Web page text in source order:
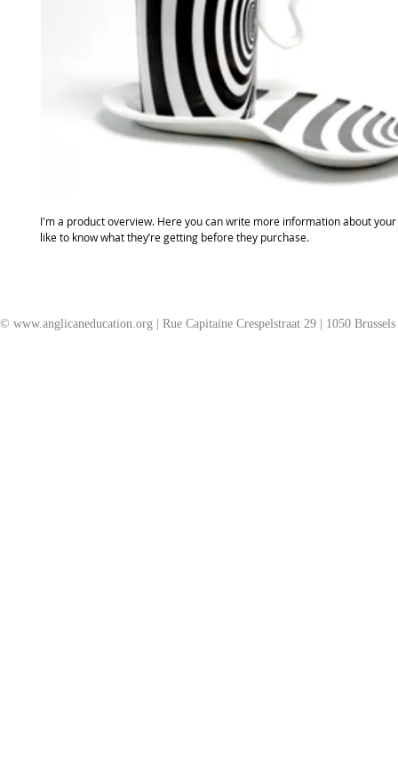
I'm a product overview. Here you can write more information about
like to know what they’re getting before they purchase.
© www.anglicaneducation.org | Rue Capitaine Crespelstraat 29 | 1050